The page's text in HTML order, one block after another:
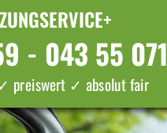
- 043 55 071
preiswert ✓ absolut fair